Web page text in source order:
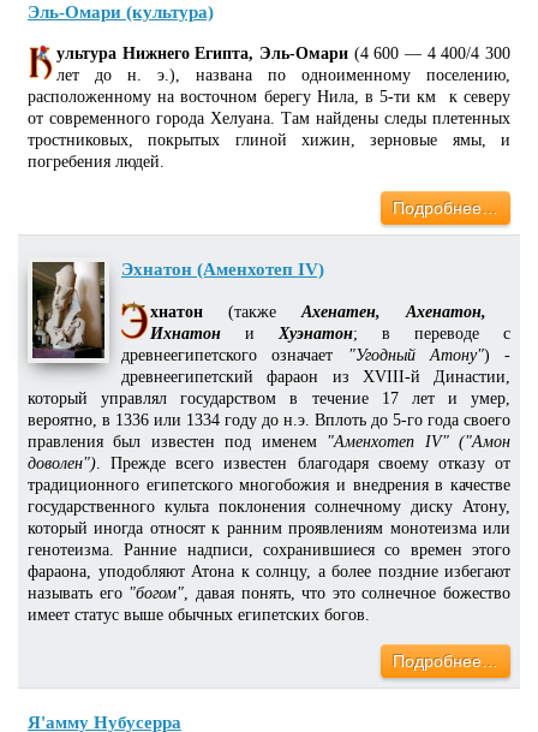
Эль-Омари (культура)
ультура Нижнего Египта, Эль-Омари (4 600 — 4 400/4 300
лет до н. э.), названа по одноименному поселению,
расположенному на восточном берегу Нила, в 5-ти км к северу
от современного города Хелуана. Там найдены следы плетенных
тростниковых, покрытых глиной хижин, зерновые ямы, и
погребения людей.
Подробнее…
Эхнатон (Аменхотеп IV)
хнатон (также Ахенатен, Ахенатон,
Ихнатон и Хуэнатон; в переводе с
древнеегипетского означает "Угодный Атону") -
древнеегипетский фараон из XVIII-й Династии,
который управлял государством в течение 17 лет и умер,
вероятно, в 1336 или 1334 году до н.э. Вплоть до 5-го года своего
правления был известен под именем "Аменхотеп IV" ("Амон
доволен") . Прежде всего известен благодаря своему отказу от
традиционного египетского многобожия и внедрения в качестве
государственного культа поклонения солнечному диску Атону,
который иногда относят к ранним проявлениям монотеизма или
генотеизма. Ранние надписи, сохранившиеся со времен этого
фараона, уподобляют Атона к солнцу, а более поздние избегают
называть его "богом" , давая понять, что это солнечное божество
имеет статус выше обычных египетских богов.
Подробнее…
Я'амму Нубусерра